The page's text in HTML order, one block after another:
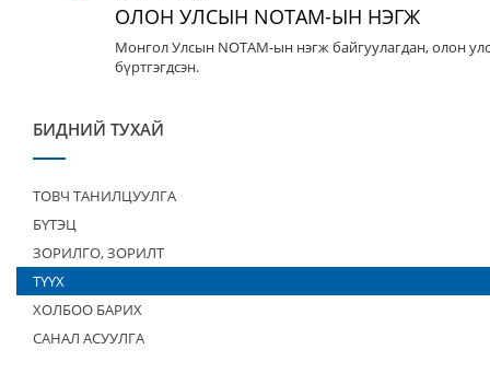
ОЛОН УЛСЫН NOTAM-ЫН НЭГЖ
Монгол Улсын NOTAM-ын нэгж байгуулагдан, олон
бүртгэгдсэн.
БИДНИЙ ТУХАЙ
ТОВЧ ТАНИЛЦУУЛГА
БҮТЭЦ
ЗОРИЛГО, ЗОРИЛТ
ТҮҮХ
ХОЛБОО БАРИХ
САНАЛ АСУУЛГА